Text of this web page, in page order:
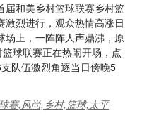
届和美乡村篮球联赛乡村篮
激烈进行，观众热情高涨日
场上，一阵阵人声鼎沸，原
球联赛正在热闹开场，点
队伍激烈角逐当日傍晚5
赛,风尚,乡村,篮球,太平